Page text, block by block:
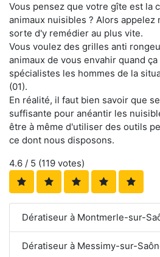
Vous pensez que votre gîte est la
animaux nuisibles ? Alors appelez
sorte d'y remédier au plus vite.
Vous voulez des grilles anti
animaux de vous envahir quand
spécialistes les hommes de la
(01).
En réalité, il faut bien savoir que
suffisante pour anéantir les
être à même d'utiliser des outils
ce dont nous disposons.
4.6 / 5 (119 votes)
Dératiseur à Montmerle-sur-
Dératiseur à Messimy-sur-